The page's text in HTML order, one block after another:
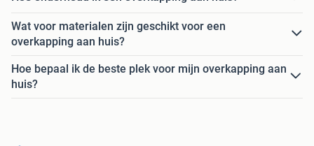
Wat voor materialen zijn geschikt voor een
overkapping aan huis?
Hoe bepaal ik de beste plek voor mijn overkapping aan
huis?